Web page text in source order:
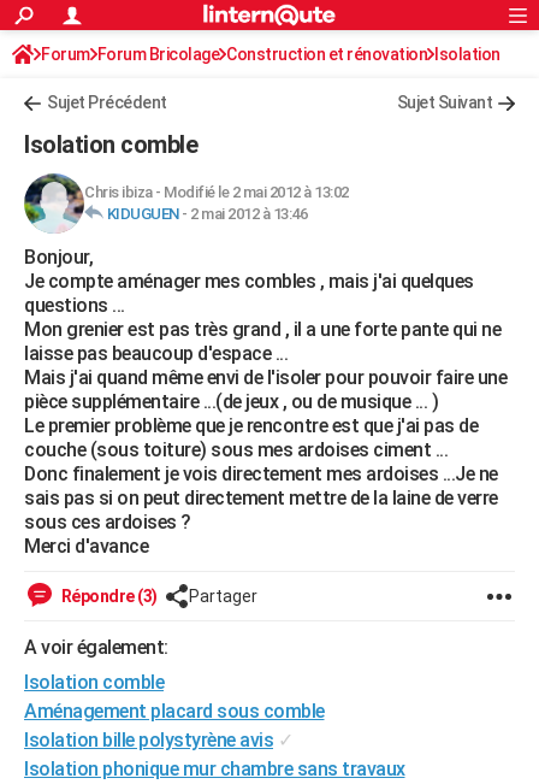
ACTUALITÉS
Politique
Société
Faits Divers
Education
Monde
Villes
+
FINANCE
Retraite
Impôts
Epargne
Immobilier
Risques naturels par ville
Banque
Assurance
Crédit
AUTO
Essais
Réserver un essai
Citadines
Berlines
SUV
Forum auto
+HIGH-TECH
Mobiles
Meilleur smartphone
Internet
Ordinateurs
Jeux vidéo
Guide high-tech
+BRICOLAGE
Forum
Aménagement intérieur
Extérieur
Cuisine
Salle de bains
Jardinage
Rangement
WEEK-END
Guides de France
Escapades
Patrimoine
Expositions
Musées
Week-end nature
+LIFESTYLE
Art de vivre
Bien-être
Loisirs
ModeModes de vie
SANTE
Alimentation
Guide de la santé
Maladies
Médicaments
Sommeil
VOYAGE
CARTE DE VOEUX
Carte de Noël
Carte Bonne année
Carte Saint-Valentin
Carte Pâques
Carte d'anniversaire
DICTIONNAIRE
Rechercher
S'inscrire
Connexion
Forum Forum Bricolage Construction et rénovation Isolation
Sujet Précédent Sujet Suivant
Isolation comble
Chris ibiza- Modifié le 2 mai 2012 à 13:02
KIDUGUEN- 2 mai 2012 à 13:46
Bonjour,
Je compte aménager mes combles , mais j'ai quelques
questions ...
Mon grenier est pas très grand , il a une forte pante qui ne
laisse pas beaucoup d'espace ...
Mais j'ai quand même envi de l'isoler pour pouvoir faire une
pièce supplémentaire ...(de jeux , ou de musique ... )
Le premier problème que je rencontre est que j'ai pas de
couche (sous toiture) sous mes ardoises ciment ...
Donc finalement je vois directement mes ardoises ...Je ne
sais pas si on peut directement mettre de la laine de verre
sous ces ardoises ?
Merci d'avance
Répondre (3) Partager
A voir également:
Isolation comble
Aménagement placard sous comble
Isolation bille polystyrène avis ✓
Isolation phonique mur chambre sans travaux